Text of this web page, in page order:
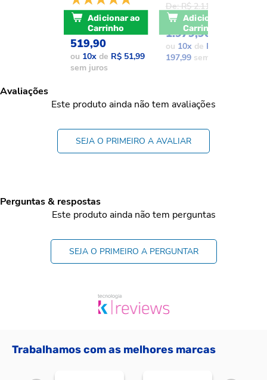
De: R$ 741,17
POR: R$
519,90
ou 10xde R$ 51,99
sem juros
Adicionar ao
Carrinho
De: R$ 2.111,37
POR: R$
1.979,90
ou 10xde R$
197,99sem juros
Adicionar ao
Carrinho
Avaliações
Este produto ainda não tem avaliações
SEJA O PRIMEIRO A AVALIAR
Perguntas & respostas
Este produto ainda não tem perguntas
SEJA O PRIMEIRO A PERGUNTAR
Trabalhamos com as melhores marcas